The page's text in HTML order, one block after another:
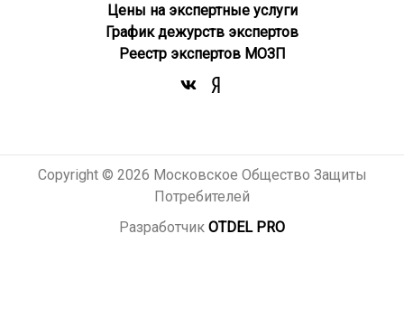
Цены на экспертные услуги
График дежурств экспертов
Реестр экcпертов МОЗП
Copyright © 2026 Московское Общество Защиты
Потребителей
Разработчик OTDEL PRO